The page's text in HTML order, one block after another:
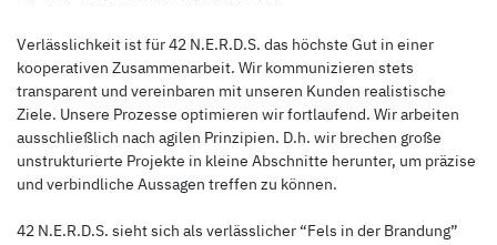
Verlässlichkeit ist für 42 N.E.R.D.S. das höchste Gut in einer
kooperativen Zusammenarbeit. Wir kommunizieren stets
transparent und vereinbaren mit unseren Kunden realistische
Ziele. Unsere Prozesse optimieren wir fortlaufend. Wir arbeiten
ausschließlich nach agilen Prinzipien. D.h. wir brechen große
unstrukturierte Projekte in kleine Abschnitte herunter, um präzise
und verbindliche Aussagen treffen zu können.
42 N.E.R.D.S. sieht sich als verlässlicher “Fels in der Brandung”